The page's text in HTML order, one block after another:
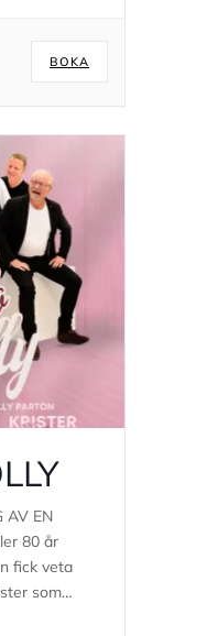
BOKA
AV EN
80 år
fick veta
som